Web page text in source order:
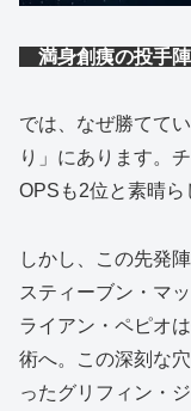
満身創痍の投手
では、なぜ勝てて
り」にあります。
OPSも2位と素晴ら
しかし、この先発
スティーブン・マ
ライアン・ペピオ
術へ。この深刻な
ったグリフィン・